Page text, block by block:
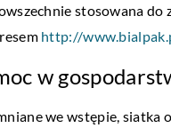
stosowana do
http://
w
we wstępie, siatka
BIZNES I USŁUGI